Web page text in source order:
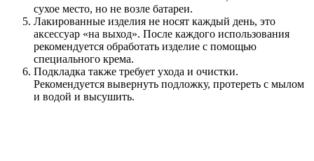
сухое место, но не возле батареи.
Лакированные изделия не носят каждый день, это
аксессуар «на выход». После каждого использования
рекомендуется обработать изделие с помощью
специального крема.
Подкладка также требует ухода и очистки.
Рекомендуется вывернуть подложку, протереть с мылом
и водой и высушить.